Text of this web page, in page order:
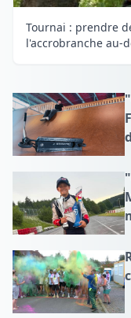
Tournai : prendre
l'accrobranche au-